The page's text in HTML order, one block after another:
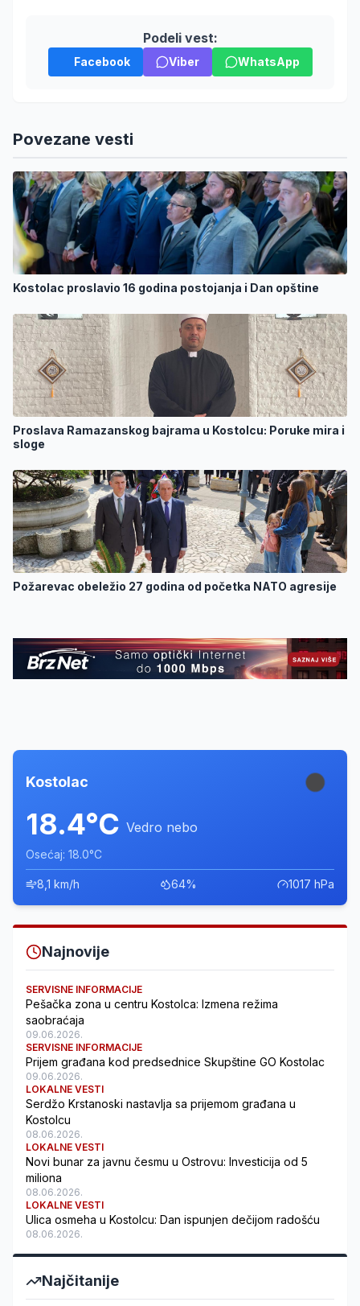
Podeli vest:
Facebook Viber WhatsApp
Povezane vesti
Kostolac proslavio 16 godina postojanja i Dan opštine
Proslava Ramazanskog bajrama u Kostolcu: Poruke mira i
sloge
Požarevac obeležio 27 godina od početka NATO agresije
Kostolac
18.4°C Vedro nebo
Osećaj: 18.0°C
8,1 km/h 64% 1017 hPa
Najnovije
SERVISNE INFORMACIJE
Pešačka zona u centru Kostolca: Izmena režima
saobraćaja
09.06.2026.
SERVISNE INFORMACIJE
Prijem građana kod predsednice Skupštine GO Kostolac
09.06.2026.
LOKALNE VESTI
Serdžo Krstanoski nastavlja sa prijemom građana u
Kostolcu
08.06.2026.
LOKALNE VESTI
Novi bunar za javnu česmu u Ostrovu: Investicija od 5
miliona
08.06.2026.
LOKALNE VESTI
Ulica osmeha u Kostolcu: Dan ispunjen dečijom radošću
08.06.2026.
Najčitanije